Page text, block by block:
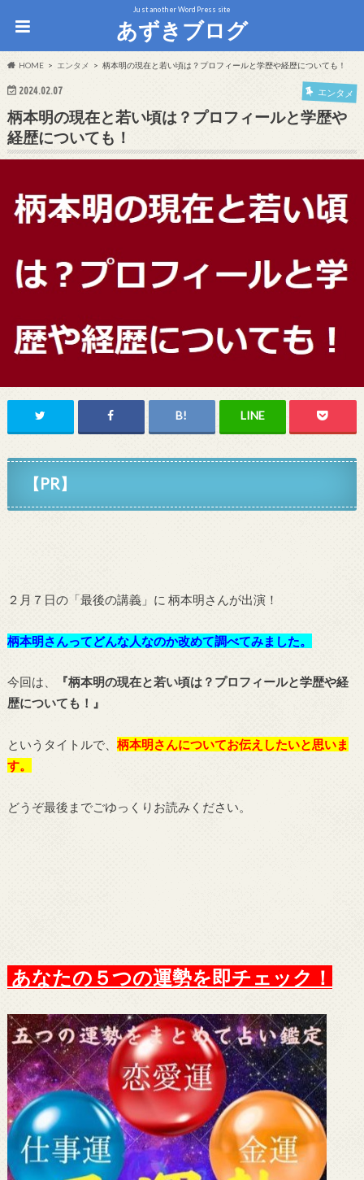
Just another WordPress site
あずきブログ
HOME エンタメ 柄本明の現在と若い頃は？プロフィールと学歴や経歴についても！
2024.02.07 エンタメ
柄本明の現在と若い頃は？プロフィールと学歴や
経歴についても！
【PR】
２月７日の「最後の講義」に 柄本明さんが出演！
柄本明さんってどんな人なのか改めて調べてみました。
今回は、
『柄本明の現在と若い頃は？プロフィールと学歴や経
歴についても！』
というタイトルで、 柄本明さんについてお伝えしたいと思いま
す。
どうぞ最後までごゆっくりお読みください。
あなたの５つの運勢を即チェック！